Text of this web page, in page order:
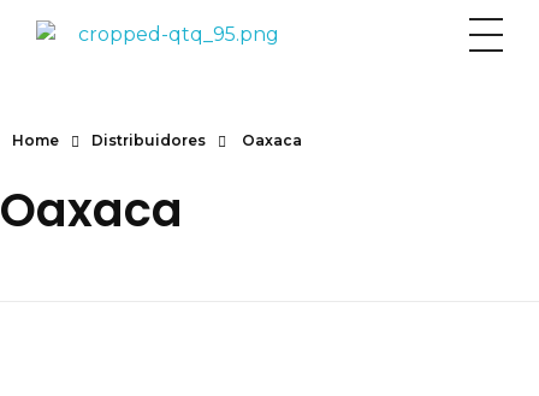
Home Distribuidores Oaxaca
Oaxaca